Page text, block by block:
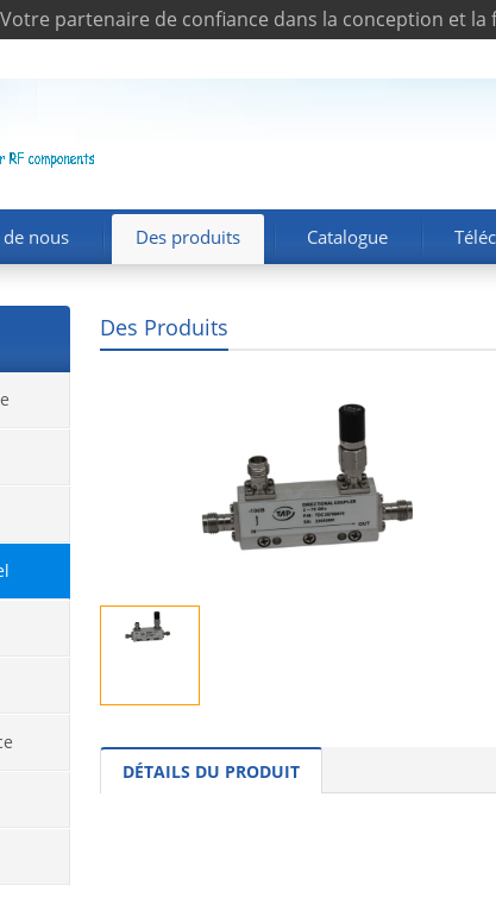
partenaire de confiance dans la conception et
nous Des produits Catalogue
Des Produits
DÉTAILS DU PRODUIT